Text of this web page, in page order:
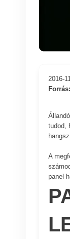
2016-
Forrás:
tudod,
A
panel